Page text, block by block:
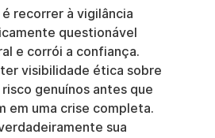
recorrer à vigilância
questionável
e corrói a confiança.
visibilidade ética sobre
genuínos antes que
em uma crise completa.
sua